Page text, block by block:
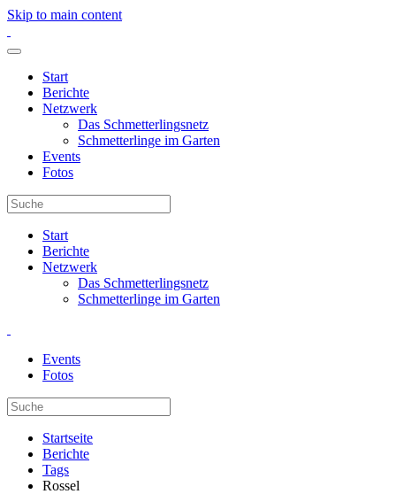
Skip to main content
Start
Berichte
Netzwerk
Das Schmetterlingsnetz
Schmetterlinge im Garten
Events
Fotos
Start
Berichte
Netzwerk
Das Schmetterlingsnetz
Schmetterlinge im Garten
Events
Fotos
Startseite
Berichte
Tags
Rossel